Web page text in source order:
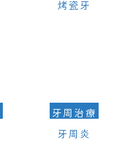
烤瓷牙
牙周治療
牙周炎